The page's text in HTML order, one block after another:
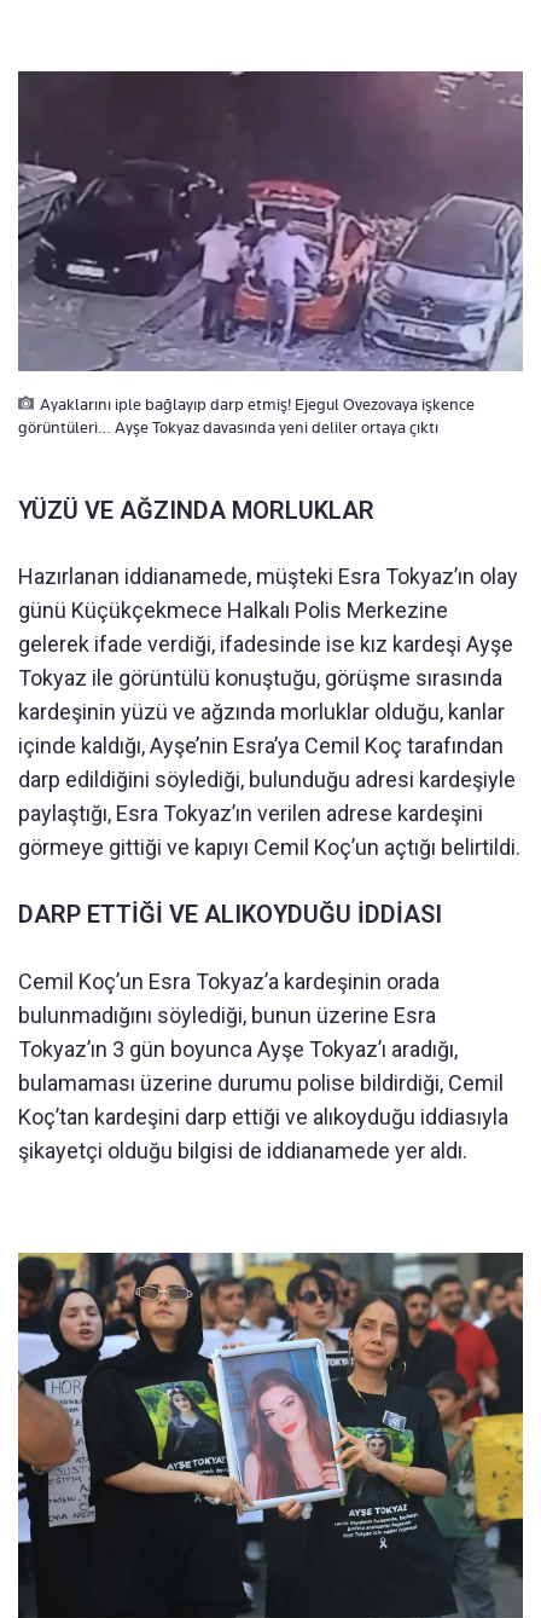
Ayaklarını iple bağlayıp darp etmiş! Ejegul Ovezovaya işkence
görüntüleri… Ayşe Tokyaz davasında yeni deliler ortaya çıktı
YÜZÜ VE AĞZINDA MORLUKLAR
Hazırlanan iddianamede, müşteki Esra Tokyaz’ın olay
günü Küçükçekmece Halkalı Polis Merkezine
gelerek ifade verdiği, ifadesinde ise kız kardeşi Ayşe
Tokyaz ile görüntülü konuştuğu, görüşme sırasında
kardeşinin yüzü ve ağzında morluklar olduğu, kanlar
içinde kaldığı, Ayşe’nin Esra’ya Cemil Koç tarafından
darp edildiğini söylediği, bulunduğu adresi kardeşiyle
paylaştığı, Esra Tokyaz’ın verilen adrese kardeşini
görmeye gittiği ve kapıyı Cemil Koç’un açtığı belirtildi.
DARP ETTİĞİ VE ALIKOYDUĞU İDDİASI
Cemil Koç’un Esra Tokyaz’a kardeşinin orada
bulunmadığını söylediği, bunun üzerine Esra
Tokyaz’ın 3 gün boyunca Ayşe Tokyaz’ı aradığı,
bulamaması üzerine durumu polise bildirdiği, Cemil
Koç’tan kardeşini darp ettiği ve alıkoyduğu iddiasıyla
şikayetçi olduğu bilgisi de iddianamede yer aldı.